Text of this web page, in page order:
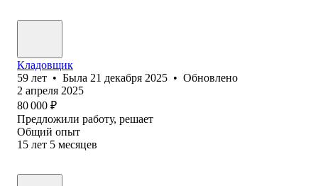
Кладовщик
59 лет • Была 21 декабря 2025 • Обновлено
2 апреля 2025
80 000 ₽
Предложили работу, решает
Общий опыт
15 лет 5 месяцев